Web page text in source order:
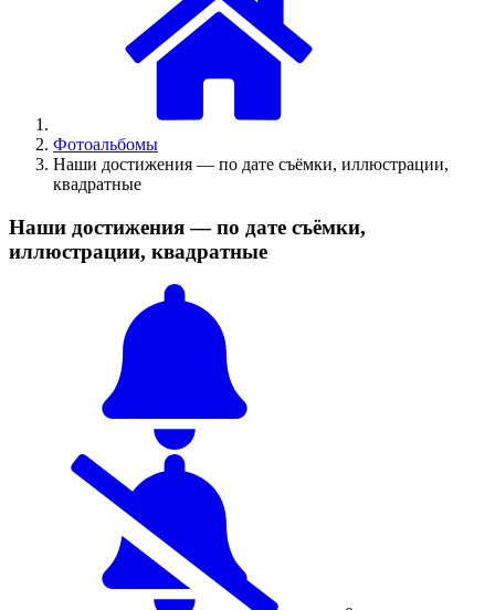
Фотоальбомы
Наши достижения — по дате съёмки, иллюстрации,
квадратные
Наши достижения — по дате съёмки,
иллюстрации, квадратные